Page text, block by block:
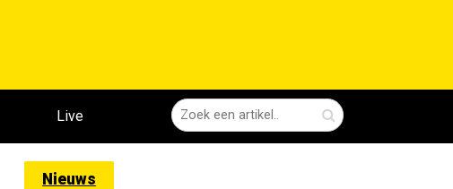
Live
Nieuws